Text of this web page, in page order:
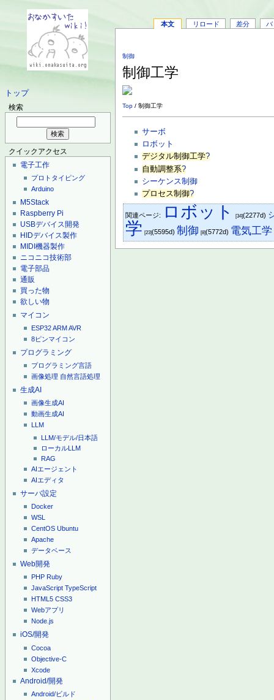
トップ
検索
クイックアクセス
電子工作
プロトタイピング
Arduino
M5Stack
Raspberry Pi
USBデバイス開発
HIDデバイス製作
MIDI機器製作
ニコニコ技術部
電子部品
通販
買った物
欲しい物
マイコン
ESP32ARMAVR
8ピンマイコン
プログラミング
プログラミング言語
画像処理 自然言語処理
生成AI
画像生成AI
動画生成AI
LLM
LLM/モデル/日本語
ローカルLLM
RAG
AIエージェント
AIエディタ
サーバ設定
Docker
WSL
CentOS Ubuntu
Apache
データベース
Web開発
PHP Ruby
JavaScript TypeScript
HTML5 CSS3
Webアプリ
Node.js
iOS/開発
Cocoa
Objective-C
Xcode
Android/開発
Android/ビルド
本文 リロード 差分 バ
制御
制御工学
Top / 制御工学
サーボ
ロボット
デジタル制御工学?
自動調整系?
シーケンス制御
プロセス制御?
関連ページ: ロボット [34](2277d)
学 [23](5595d)制御 [8](5772d) 電気工学